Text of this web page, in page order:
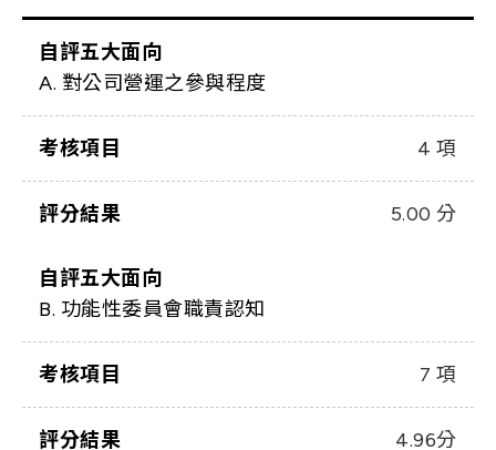
自評五大面向
A. 對公司營運之參與程度
考核項目 4 項
評分結果 5.00 分
自評五大面向
B. 功能性委員會職責認知
考核項目 7 項
評分結果 4.96分